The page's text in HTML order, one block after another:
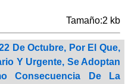
Tamaño:2 kb
De Octubre, Por El Que,
Y Urgente, Se Adoptan
Consecuencia De La